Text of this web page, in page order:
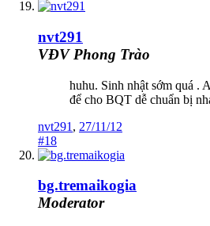
nvt291
VĐV Phong Trào
huhu. Sinh nhật sớm quá .
để cho BQT dễ chuẩn bị
nvt291 , 27/11/12
#18
bg.tremaikogia
Moderator